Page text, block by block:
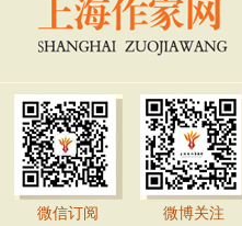
微信订阅 微博关注